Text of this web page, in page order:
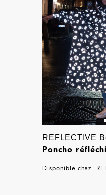
REFLECTIVE
Poncho
Disponible chez